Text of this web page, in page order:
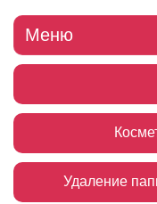
Меню
Удаление